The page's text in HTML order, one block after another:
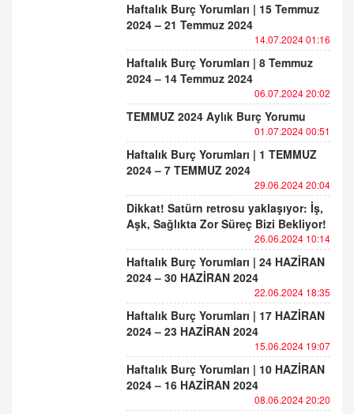
Haftalık Burç Yorumları | 15 Temmuz
2024 – 21 Temmuz 2024
14.07.2024 01:16
Haftalık Burç Yorumları | 8 Temmuz
2024 – 14 Temmuz 2024
06.07.2024 20:02
TEMMUZ 2024 Aylık Burç Yorumu
01.07.2024 00:51
Haftalık Burç Yorumları | 1 TEMMUZ
2024 – 7 TEMMUZ 2024
29.06.2024 20:04
Dikkat! Satürn retrosu yaklaşıyor: İş,
Aşk, Sağlıkta Zor Süreç Bizi Bekliyor!
26.06.2024 10:14
Haftalık Burç Yorumları | 24 HAZİRAN
2024 – 30 HAZİRAN 2024
22.06.2024 18:35
Haftalık Burç Yorumları | 17 HAZİRAN
2024 – 23 HAZİRAN 2024
15.06.2024 19:07
Haftalık Burç Yorumları | 10 HAZİRAN
2024 – 16 HAZİRAN 2024
08.06.2024 20:20